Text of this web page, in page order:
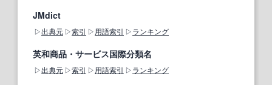
JMdict
出典元 索引 用語索引 ランキング
英和商品・サービス国際分類名
出典元 索引 用語索引 ランキング